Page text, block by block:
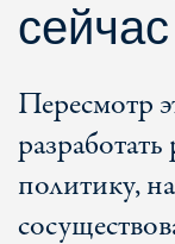
сейчас
Пересмотр
политику,